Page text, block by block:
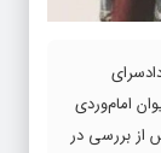
امام‌وردی
از بررسی در